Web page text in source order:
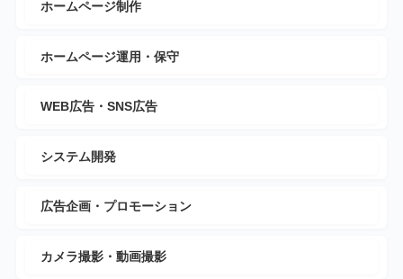
ホームページ制作
ホームページ運用・保守
WEB広告・SNS広告
システム開発
広告企画・プロモーション
カメラ撮影・動画撮影